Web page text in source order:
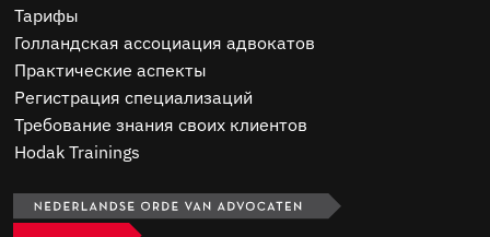
Тарифы
Голландская ассоциация адвокатов
Практические аспекты
Регистрация специализаций
Требование знания своих клиентов
Hodak Trainings